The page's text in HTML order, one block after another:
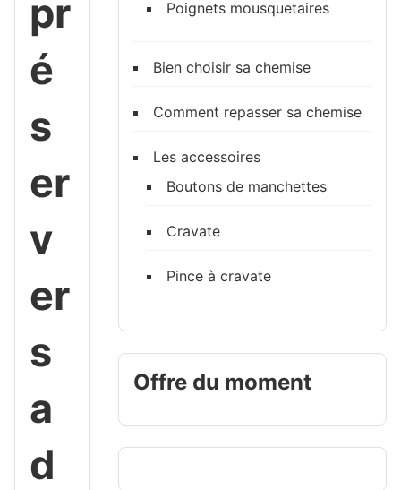
pr
é
s
er
v
er
s
a
d
Poignets mousquetaires
Bien choisir sa chemise
Comment repasser sa chemise
Les accessoires
Boutons de manchettes
Cravate
Pince à cravate
Offre du moment